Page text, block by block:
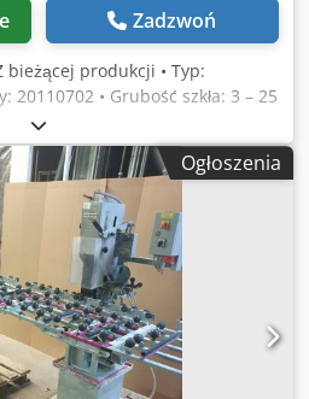
Zadzwoń
bieżącej produkcji • Typ:
20110702 • Grubość szkła: 3 – 25
szkła: 80 x 80 mm • Rok
• Wartości połączenia: 400
Abyvs Ag Ssa • CenaOgłoszenia